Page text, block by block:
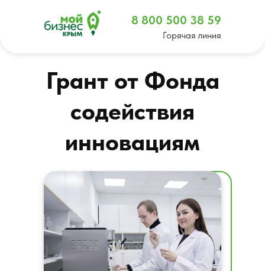
Горячая линия
8 800 500 38 59
Грант от Фонда
содействия
инновациям